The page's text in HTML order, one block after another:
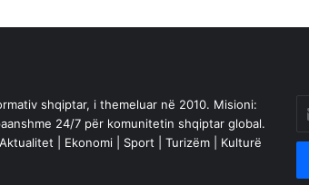
shqiptar, i themeluar në 2010. Misioni:
24/7 për komunitetin shqiptar global.
| Ekonomi | Sport | Turizëm | Kulturë